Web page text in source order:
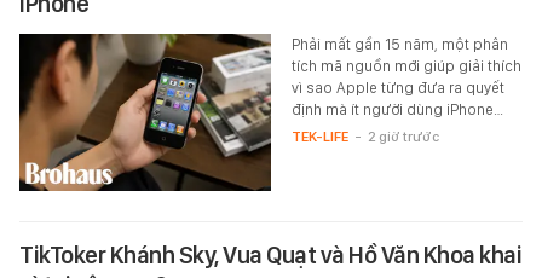
Phải mất gần 15 năm, một phân
tích mã nguồn mới giúp giải thích
vì sao Apple từng đưa ra quyết
định mà ít người dùng iPhone…
TEK-LIFE - 2 giờ trước
TikToker Khánh Sky, Vua Quạt và Hồ Văn Khoa khai